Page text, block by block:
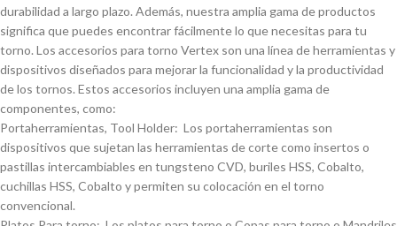
durabilidad a largo plazo. Además, nuestra amplia gama de productos
significa que puedes encontrar fácilmente lo que necesitas para tu
torno. Los accesorios para torno Vertex son una lí­nea de herramientas y
dispositivos diseñados para mejorar la funcionalidad y la productividad
de los tornos. Estos accesorios incluyen una amplia gama de
componentes, como:
Portaherramientas, Tool Holder: Los portaherramientas son
dispositivos que sujetan las herramientas de corte como insertos o
pastillas intercambiables en tungsteno CVD, buriles HSS, Cobalto,
cuchillas HSS, Cobalto y permiten su colocación en el torno
convencional.